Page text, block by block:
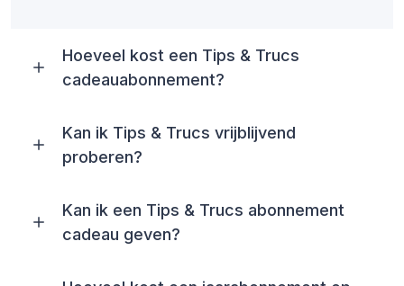
Hoeveel kost een Tips & Trucs
cadeauabonnement?
Kan ik Tips & Trucs vrijblijvend
proberen?
Kan ik een Tips & Trucs abonnement
cadeau geven?